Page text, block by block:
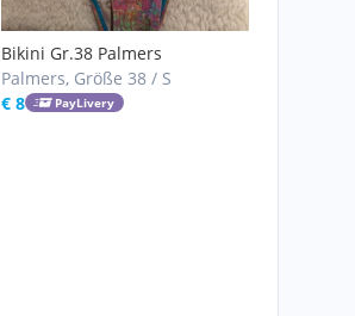
Bikini Gr.38 Palmers
Palmers, Größe 38 / S
€ 8
PayLivery